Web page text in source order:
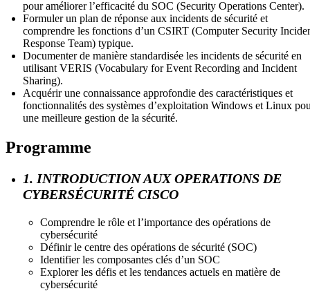
pour améliorer l’efficacité du SOC (Security Operations Center).
Formuler un plan de réponse aux incidents de sécurité et
comprendre les fonctions d’un CSIRT (Computer Security
Response Team) typique.
Documenter de manière standardisée les incidents de sécurité en
utilisant VERIS (Vocabulary for Event Recording and Incident
Sharing).
Acquérir une connaissance approfondie des caractéristiques et
fonctionnalités des systèmes d’exploitation Windows et Linux
une meilleure gestion de la sécurité.
Programme
1. INTRODUCTION AUX OPERATIONS DE
CYBERSÉCURITÉ CISCO
Comprendre le rôle et l’importance des opérations de
cybersécurité
Définir le centre des opérations de sécurité (SOC)
Identifier les composantes clés d’un SOC
Explorer les défis et les tendances actuels en matière de
cybersécurité